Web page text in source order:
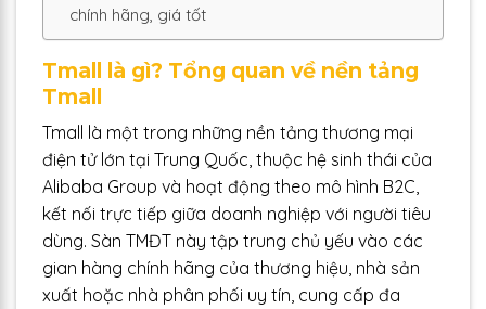
chính hãng, giá tốt
Tmall là gì? Tổng quan về nền tảng
Tmall
Tmall là một trong những nền tảng thương mại
điện tử lớn tại Trung Quốc, thuộc hệ sinh thái của
Alibaba Group và hoạt động theo mô hình B2C,
kết nối trực tiếp giữa doanh nghiệp với người tiêu
dùng. Sàn TMĐT này tập trung chủ yếu vào các
gian hàng chính hãng của thương hiệu, nhà sản
xuất hoặc nhà phân phối uy tín, cung cấp đa